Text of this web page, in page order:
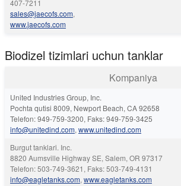
407-7211
sales@jaecofs.com,
www.jaecofs.com
Biodizel tizimlari uchun tanklar
Kompaniya
United Industries Group, Inc.
Pochta qutisi 8009, Newport Beach, CA 92658
Telefon: 949-759-3200, Faks: 949-759-3425
info@unitedind.com, www.unitedind.com
Burgut tanklari. Inc.
8820 Aumsville Highway SE, Salem, OR 97317
Telefon: 503-749-3621, Faks: 503-749-4131
info@eagletanks.com, www.eagletanks.com